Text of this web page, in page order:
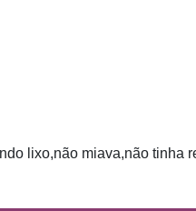
lixo,não miava,não tinha